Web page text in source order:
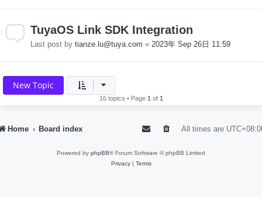
TuyaOS Link SDK Integration
Last post by tianze.lu@tuya.com « 2023年 Sep 26日 11:59
New Topic
16 topics • Page 1 of 1
Home Board index All times are
Powered by phpBB® Forum Software © phpBB Limited
Privacy| Terms